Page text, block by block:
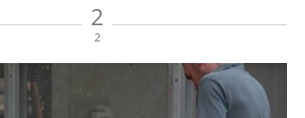
2
2